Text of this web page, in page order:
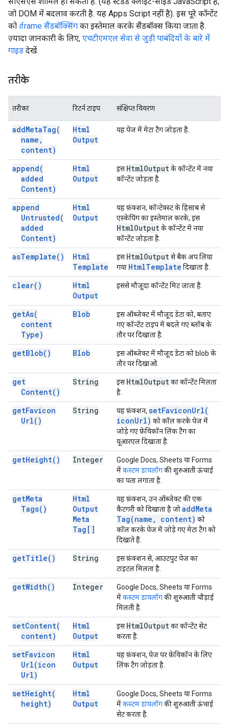
जो DOM में बदलाव करती है. यह Apps Script नहीं है). इस पूरे कॉन्टेंट
को iframe सैंडबॉक्सिंग का इस्तेमाल करके सैंडबॉक्स किया जाता है.
ज़्यादा जानकारी के लिए, एचटीएमएल सेवा से जुड़ी पाबंदियों के बारे में
गाइड देखें.
तरीके
तरीका रिटर्न टाइप संक्षिप्त विवरण
addMetaTag(
name ,
content)
Html
Output
यह पेज में मेटा टैग जोड़ता है.
append(
added
Content)
Html
Output
इसHtmlOutputके कॉन्टेंट में नया
कॉन्टेंट जोड़ता है.
append
Untrusted(
added
Content)
Html
Output
यह फ़ंक्शन, कॉन्टेक्स्ट के हिसाब से
एस्केपिंग का इस्तेमाल करके, इस
HtmlOutputके कॉन्टेंट में नया
कॉन्टेंट जोड़ता है.
asTemplate( )
Html
Template
इसHtmlOutputसे बैक अप लिया
गया HtmlTemplate दिखाता है.
clear( )
Html
Output
इससे मौजूदा कॉन्टेंट मिट जाता है.
getAs(
content
Type)
Blob
इस ऑब्जेक्ट में मौजूद डेटा को, बताए
गए कॉन्टेंट टाइप में बदले गए ब्लॉब के
तौर पर दिखाता है.
getBlob( ) Blob
इस ऑब्जेक्ट में मौजूद डेटा को blob के
तौर पर दिखाओ.
get
Content( )
String इसHtmlOutputका कॉन्टेंट मिलता
है.
getFavicon
Url( )
String यह फ़ंक्शन, setFaviconUrl(
iconUrl) को कॉल करके पेज में
जोड़े गए फ़ेविकॉन लिंक टैग का
यूआरएल दिखाता है.
getHeight( ) Integer
Google Docs, Sheets या Forms
मेंकस्टम डायलॉगकी शुरुआती ऊंचाई
का पता लगाता है.
getMeta
Tags( )
Html
Output
Meta
Tag[]
यह फ़ंक्शन, उन ऑब्जेक्ट की एक
कैटगरी को दिखाता है जोaddMeta
Tag(name , content) को
कॉल करके पेज में जोड़े गए मेटा टैग को
दिखाते हैं.
getTitle( ) String
इस फ़ंक्शन से, आउटपुट पेज का
टाइटल मिलता है.
getWidth( ) Integer
Google Docs, Sheets या Forms
मेंकस्टम डायलॉगकी शुरुआती चौड़ाई
मिलती है.
setContent(
content)
Html
Output
इसHtmlOutputका कॉन्टेंट सेट
करता है.
setFavicon
Url(icon
Url)
Html
Output
यह फ़ंक्शन, पेज पर फ़ेविकॉन के लिए
लिंक टैग जोड़ता है.
setHeight(
height)
Html
Output
Google Docs, Sheets या Forms
मेंकस्टम डायलॉगकी शुरुआती ऊंचाई
सेट करता है.